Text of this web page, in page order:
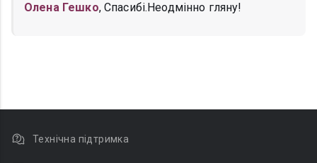
Олена Гешко, Спасибі.Неодмінно гляну!
Технічна підтримка